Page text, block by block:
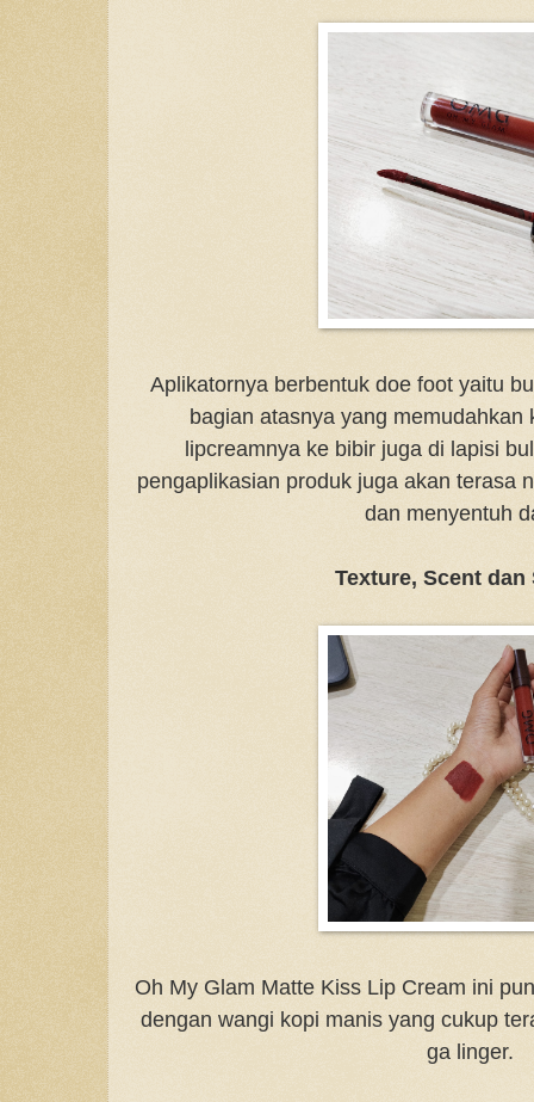
Aplikatornya berbentuk doe foot yaitu
bagian atasnya yang memudahkan
lipcreamnya ke bibir juga di lapisi
pengaplikasian produk juga akan terasa
dan menyentuh
Texture, Scent dan
Oh My Glam Matte Kiss Lip Cream ini
dengan wangi kopi manis yang cukup
ga linger.